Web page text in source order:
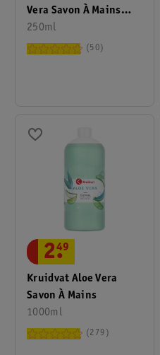
Vera Savon À Mains
Recharge
250ml
50
Kruidvat Aloe Vera
Savon À Mains
1000ml
2.
49
279